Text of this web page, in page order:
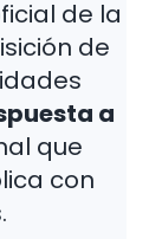
de la
de
a
que
con